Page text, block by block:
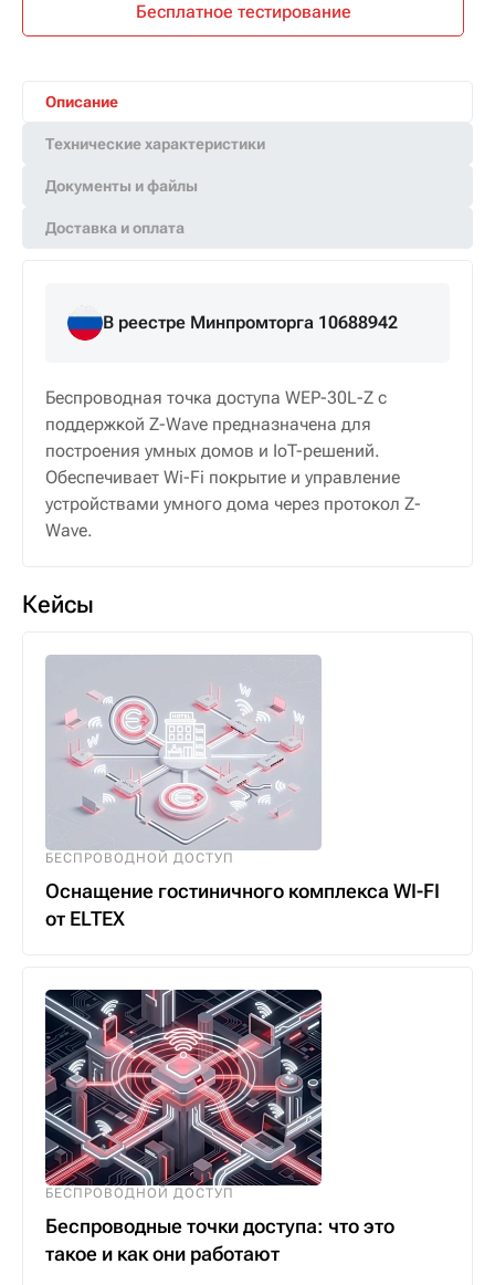
Бесплатное тестирование
Описание
Технические характеристики
Документы и файлы
Доставка и оплата
В реестре Минпромторга 10688942
Беспроводная точка доступа WEP-30L-Z с
поддержкой Z-Wave предназначена для
построения умных домов и IoT-решений.
Обеспечивает Wi-Fi покрытие и управление
устройствами умного дома через протокол Z-
Wave.
Кейсы
БЕСПРОВОДНОЙ ДОСТУП
Оснащение гостиничного комплекса WI-FI
от ELTEX
БЕСПРОВОДНОЙ ДОСТУП
Беспроводные точки доступа: что это
такое и как они работают